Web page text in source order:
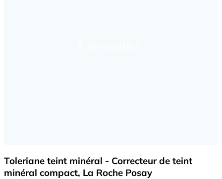
Toleriane teint minéral - Correcteur de teint
minéral compact, La Roche Posay